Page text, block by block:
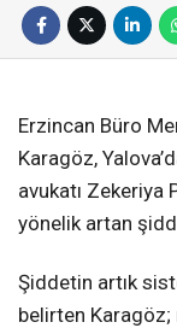
Erzincan Büro
Karagöz,
avukatı
yönelik artan
Şiddetin artık
belirten Karagöz;